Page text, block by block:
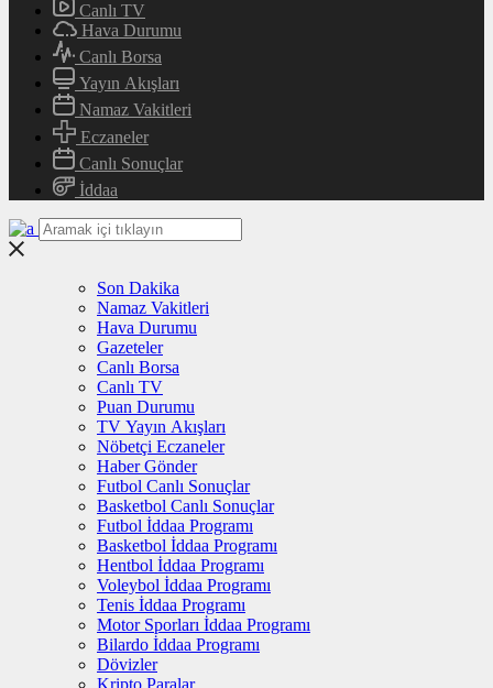
Canlı TV
Hava Durumu
Canlı Borsa
Yayın Akışları
Namaz Vakitleri
Eczaneler
Canlı Sonuçlar
İddaa
Son Dakika
Namaz Vakitleri
Hava Durumu
Gazeteler
Canlı Borsa
Canlı TV
Puan Durumu
TV Yayın Akışları
Nöbetçi Eczaneler
Haber Gönder
Futbol Canlı Sonuçlar
Basketbol Canlı Sonuçlar
Futbol İddaa Programı
Basketbol İddaa Programı
Hentbol İddaa Programı
Voleybol İddaa Programı
Tenis İddaa Programı
Motor Sporları İddaa Programı
Bilardo İddaa Programı
Dövizler
Kripto Paralar